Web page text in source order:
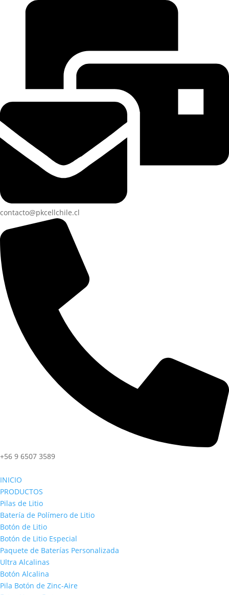
contacto@pkcellchile.cl
+56 9 6507 3589
INICIO
PRODUCTOS
Pilas de Litio
Batería de Polímero de Litio
Botón de Litio
Botón de Litio Especial
Paquete de Baterías Personalizada
Ultra Alcalinas
Botón Alcalina
Pila Botón de Zinc-Aire